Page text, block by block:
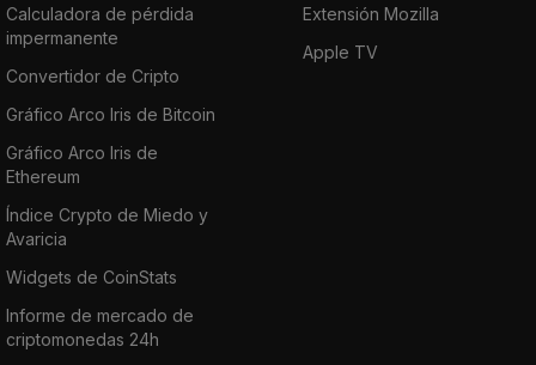
Calculadora de pérdida
impermanente
Convertidor de Cripto
Gráfico Arco Iris de Bitcoin
Gráfico Arco Iris de
Ethereum
Índice Crypto de Miedo y
Avaricia
Widgets de CoinStats
Informe de mercado de
criptomonedas 24h
Extensión Mozilla
Apple TV